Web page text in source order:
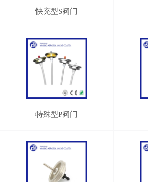
快充型S阀门
特殊型P阀门